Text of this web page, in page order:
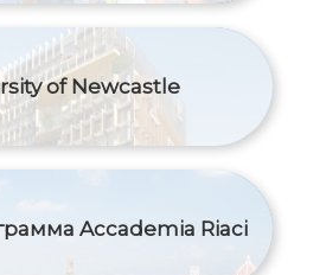
of Newcastle
Accademia Riaci